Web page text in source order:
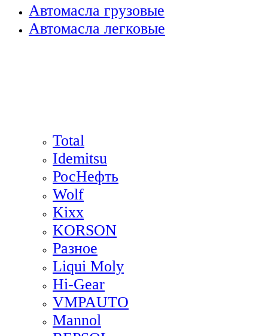
Автомасла грузовые
Автомасла легковые
Total
Idemitsu
РосНефть
Wolf
Kixx
KORSON
Разное
Liqui Moly
Hi-Gear
VMPAUTO
Mannol